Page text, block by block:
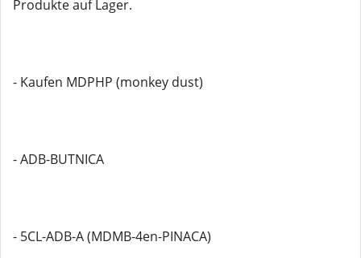
Produkte auf Lager.
- Kaufen MDPHP (monkey dust)
- ADB-BUTNICA
- 5CL-ADB-A (MDMB-4en-PINACA)